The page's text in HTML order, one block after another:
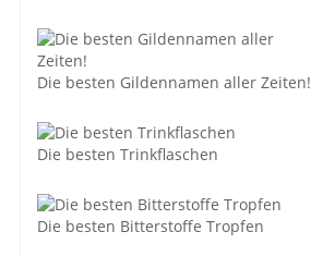
Die besten Gildennamen aller Zeiten!
Die besten Trinkflaschen
Die besten Bitterstoffe Tropfen